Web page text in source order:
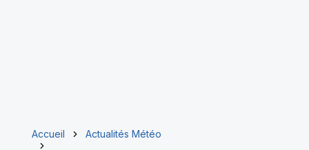
Accueil
Actualités Météo